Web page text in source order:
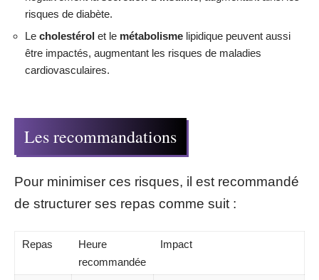
risques de diabète.
Le cholestérol et le métabolisme lipidique peuvent aussi
être impactés, augmentant les risques de maladies
cardiovasculaires.
Les recommandations
Pour minimiser ces risques, il est recommandé
de structurer ses repas comme suit :
Repas
Heure
recommandée
Impact